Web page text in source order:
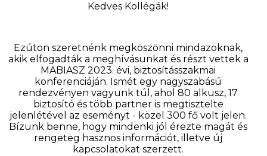
Kedves Kollégák!
Ezúton szeretnénk megköszönni mindazoknak,
akik elfogadták a meghívásunkat és részt vettek a
MABIASZ 2023. évi, biztosításszakmai
konferenciáján. Ismét egy nagyszabású
rendezvényen vagyunk túl, ahol 80 alkusz, 17
biztosító és több partner is megtisztelte
jelenlétével az eseményt - közel 300 fő volt jelen.
Bízunk benne, hogy mindenki jól érezte magát és
rengeteg hasznos információt, illetve új
kapcsolatokat szerzett.